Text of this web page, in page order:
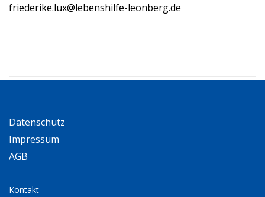
friederike.lux@lebenshilfe-leonberg.de
Datenschutz
Impressum
AGB
Kontakt